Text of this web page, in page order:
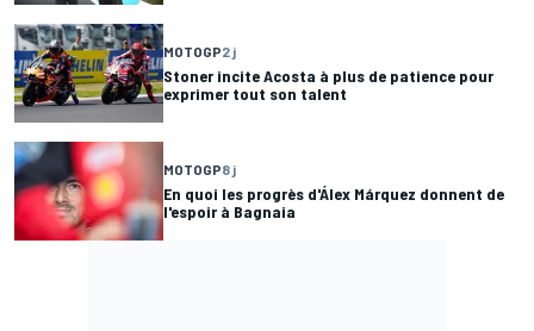
MOTOGP2 j
Stoner incite Acosta à plus de patience pour
exprimer tout son talent
MOTOGP8 j
En quoi les progrès d'Álex Márquez donnent de
l'espoir à Bagnaia